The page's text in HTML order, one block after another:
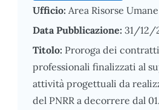
Ufficio: Area Risorse Umane
Data Pubblicazione: 31/12/
Titolo: Proroga dei
professionali finalizzati al
attività progettuali da
del PNRR a decorrere dal